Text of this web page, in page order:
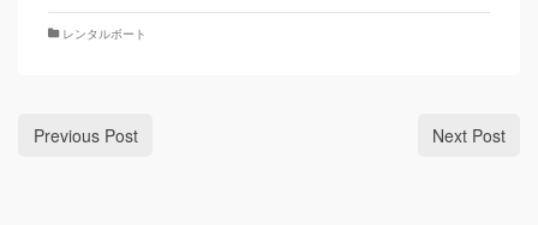
レンタルボート
Previous Post Next Post